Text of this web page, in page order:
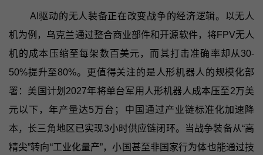
AI驱动的无人装备正在改变战争的经济逻辑。以无人
机为例，乌克兰通过整合商业部件和开源软件，将FPV无人
机的成本压缩至每架数百美元，而其打击准确率却从30-
50%提升至80%。更值得关注的是人形机器人的规模化部
署：美国计划2027年将单台军用人形机器人成本压至2万美
元以下，年产量达5万台；中国通过产业链标准化加速降
本，长三角地区已实现3小时供应链闭环。当战争装备从“高
精尖”转向“工业化量产”，小国甚至非国家行为体也能通过技